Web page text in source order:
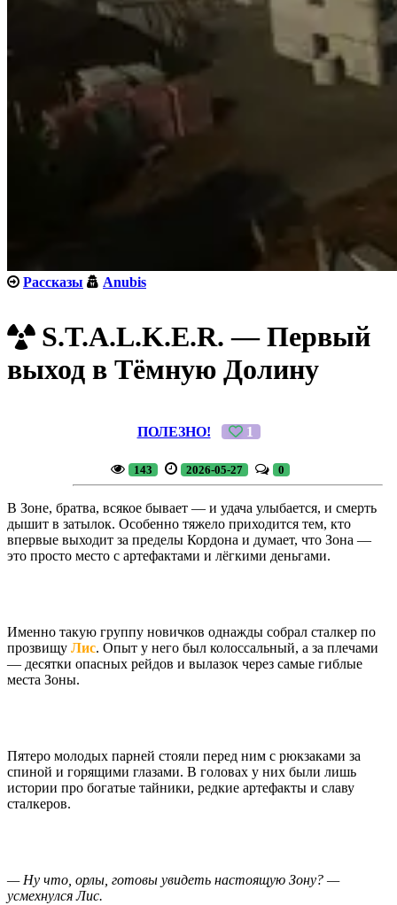
Рассказы Anubis
S.T.A.L.K.E.R. — Первый
выход в Тёмную Долину
ПОЛЕЗНО! 1
143 2026-05-27 0
В Зоне, братва, всякое бывает — и удача улыбается, и смерть
дышит в затылок. Особенно тяжело приходится тем, кто
впервые выходит за пределы Кордона и думает, что Зона —
это просто место с артефактами и лёгкими деньгами.
Именно такую группу новичков однажды собрал сталкер по
прозвищу Лис. Опыт у него был колоссальный, а за плечами
— десятки опасных рейдов и вылазок через самые гиблые
места Зоны.
Пятеро молодых парней стояли перед ним с рюкзаками за
спиной и горящими глазами. В головах у них были лишь
истории про богатые тайники, редкие артефакты и славу
сталкеров.
— Ну что, орлы, готовы увидеть настоящую Зону? —
усмехнулся Лис.